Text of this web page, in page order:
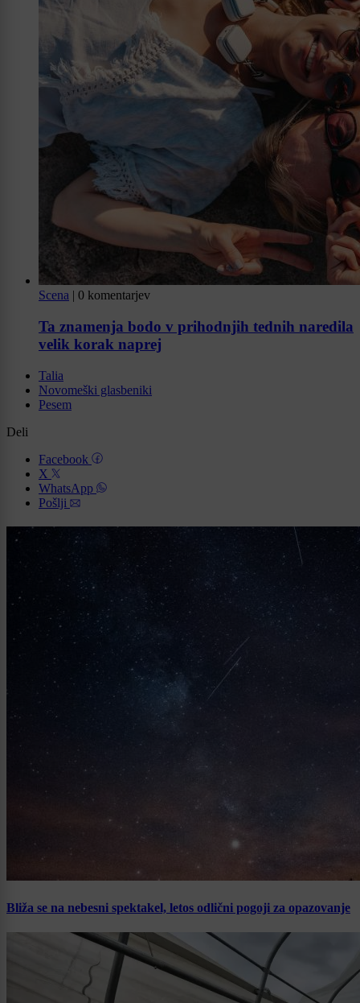
Scena | 0 komentarjev
Ta znamenja bodo v prihodnjih tednih naredila
velik korak naprej
Talia
Novomeški glasbeniki
Pesem
Deli
Facebook
X
WhatsApp
Pošlji
Bliža se na nebesni spektakel, letos odlični pogoji za opazovanje